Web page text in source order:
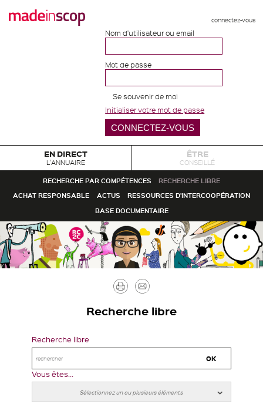
connectez-vous
Nom d'utilisateur ou email
Mot de passe
Se souvenir de moi
Initialiser votre mot de passe
EN DIRECT
L'ANNUAIRE
ÊTRE
CONSEILLÉ
RECHERCHE PAR COMPÉTENCES
RECHERCHE LIBRE
ACHAT RESPONSABLE
ACTUS
RESSOURCES D'INTERCOOPÉRATION
BASE DOCUMENTAIRE
Imprimer
Recherche libre
Recherche libre
Vous êtes...